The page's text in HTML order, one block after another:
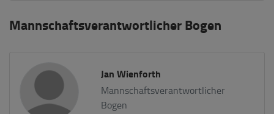
Mannschaftsverantwortlicher Bogen
Jan Wienforth
Mannschaftsverantwortlicher
Bogen